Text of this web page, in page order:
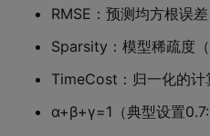
RMSE：预测均方根误差
Sparsity：模型稀疏度（
TimeCost：归一化的计
α+β+γ=1（典型设置